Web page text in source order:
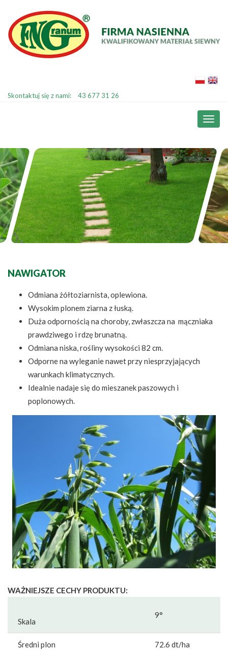
Skontaktuj się z nami: 43 677 31 26
NAWIGATOR
Odmiana żółtoziarnista, oplewiona.
Wysokim plonem ziarna z łuską.
Duża odpornością na choroby, zwłaszcza na mączniaka
prawdziwego i rdzę brunatną.
Odmiana niska, rośliny wysokości 82 cm.
Odporne na wyleganie nawet przy niesprzyjających
warunkach klimatycznych.
Idealnie nadaje się do mieszanek paszowych i
poplonowych.
WAŻNIEJSZE CECHY PRODUKTU:
Skala
9°
Średni plon 72.6 dt/ha